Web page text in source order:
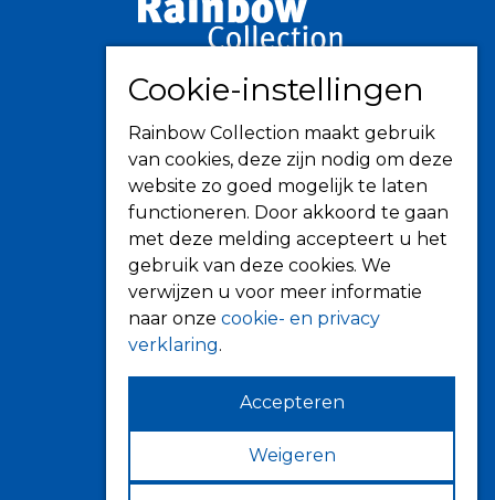
Over ons
Tips
Verkooppunten
Zonwering
Knikarmschermen
Uitvalschermen
Screens
Terrasoverkapping
Verandazonwering
Cookie-instellingen
Rainbow Collection maakt gebruik
van cookies, deze zijn nodig om deze
website zo goed mogelijk te laten
functioneren. Door akkoord te gaan
met deze melding accepteert u het
gebruik van deze cookies. We
verwijzen u voor meer informatie
naar onze cookie- en privacy
verklaring.
Accepteren
Weigeren